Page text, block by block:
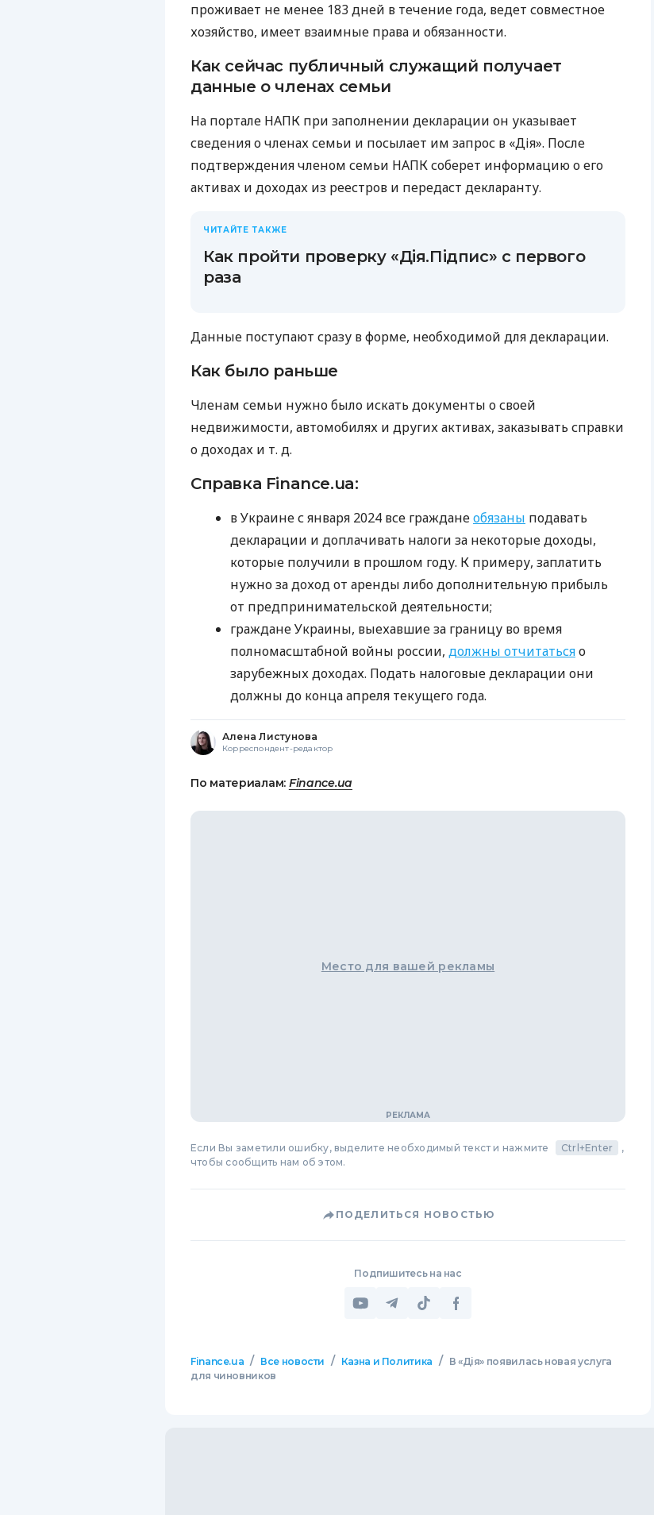
проживает не менее 183 дней в течение года, ведет совместное
хозяйство, имеет взаимные права и обязанности.
Как сейчас публичный служащий получает
данные о членах семьи
На портале НАПК при заполнении декларации он указывает
сведения о членах семьи и посылает им запрос в «Дія». После
подтверждения членом семьи НАПК соберет информацию о его
активах и доходах из реестров и передаст декларанту.
ЧИТАЙТЕ ТАКЖЕ
Как пройти проверку «Дія.Підпис» с первого
раза
Данные поступают сразу в форме, необходимой для декларации.
Как было раньше
Членам семьи нужно было искать документы о своей
недвижимости, автомобилях и других активах, заказывать справки
о доходах и т. д.
Справка Finance.ua:
в Украине с января 2024 все гражданеобязаны подавать
декларации и доплачивать налоги за некоторые доходы,
которые получили в прошлом году. К примеру, заплатить
нужно за доход от аренды либо дополнительную прибыль
от предпринимательской деятельности;
граждане Украины, выехавшие за границу во время
полномасштабной войны россии, должны отчитатьсяо
зарубежных доходах. Подать налоговые декларации они
должны до конца апреля текущего года.
Алена Листунова
Корреспондент-редактор
По материалам: Finance.ua
Место для вашей рекламы
Если Вы заметили ошибку, выделите необходимый текст и нажмите Ctrl+Enter
,
чтобы сообщить нам об этом.
ПОДЕЛИТЬСЯ НОВОСТЬЮ
Подпишитесь на нас
Finance.ua / Все новости / Казна и Политика /
В «Дія» появилась новая услуга
для чиновников